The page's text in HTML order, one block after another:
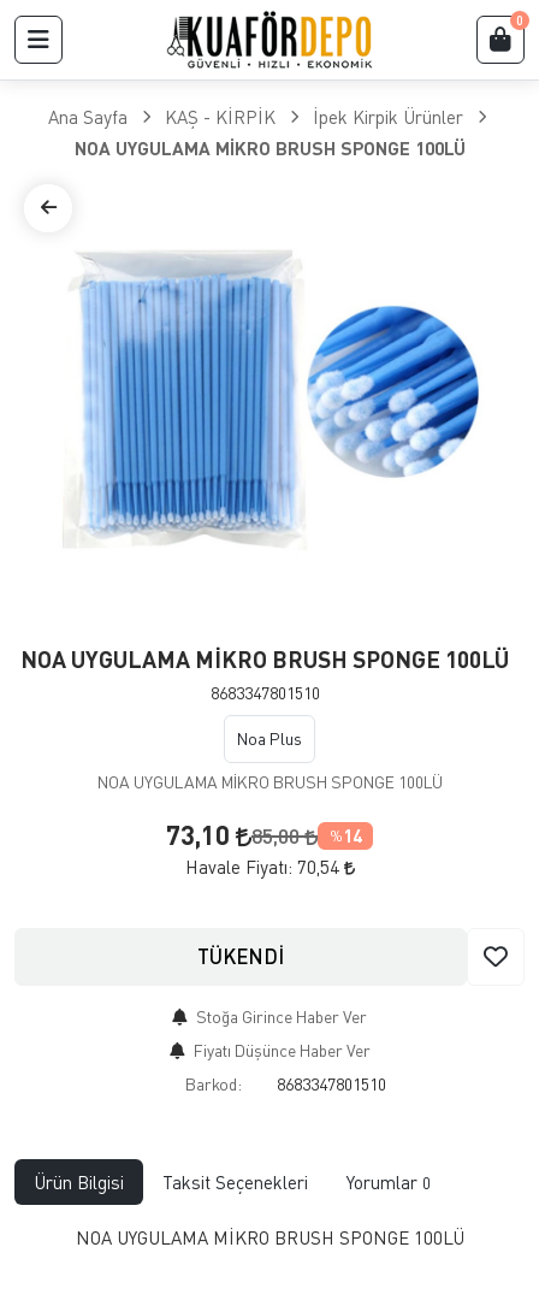
0
Ana Sayfa KAŞ - KİRPİK
İpek Kirpik Ürünler
NOA UYGULAMA MİKRO BRUSH SPONGE 100LÜ
NOA UYGULAMA MİKRO BRUSH SPONGE 100LÜ
8683347801510
Noa Plus
NOA UYGULAMA MİKRO BRUSH SPONGE 100LÜ
73,10 85,00 % 14
Havale Fiyatı: 70,54
TÜKENDİ
Stoğa Girince Haber Ver
Fiyatı Düşünce Haber Ver
Barkod:
8683347801510
Ürün Bilgisi Taksit Seçenekleri Yorumlar 0
NOA UYGULAMA MİKRO BRUSH SPONGE 100LÜ